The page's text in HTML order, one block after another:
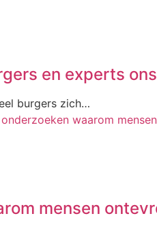
en experts
burgers zich…
mensen